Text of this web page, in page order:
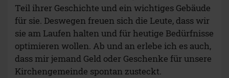
Teil ihrer Geschichte und ein wichtiges Gebäude
für sie. Deswegen freuen sich die Leute, dass wir
sie am Laufen halten und für heutige Bedürfnisse
optimieren wollen. Ab und an erlebe ich es auch,
dass mir jemand Geld oder Geschenke für unsere
Kirchengemeinde spontan zusteckt.